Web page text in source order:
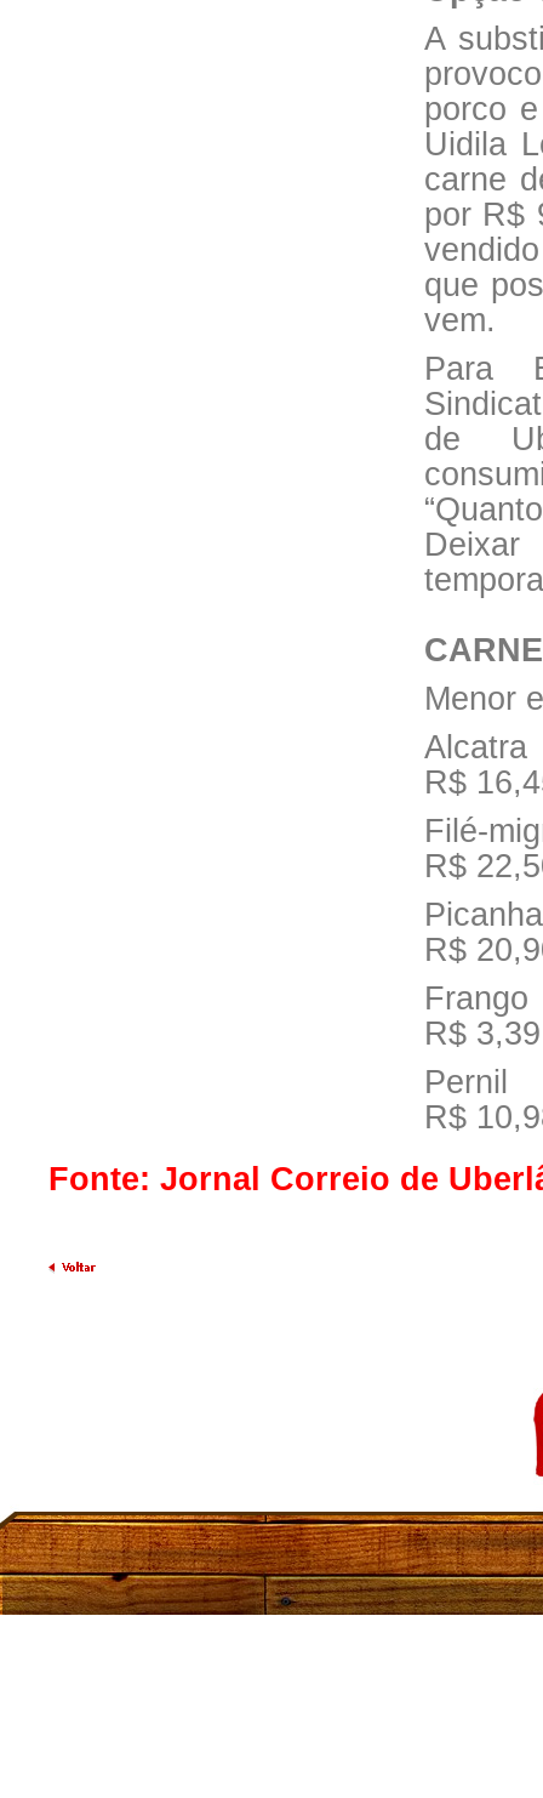
A
porco
Uidila
carne
por R$
que
vem.
Para
de
Menor
Alcatra
R$
Filé-
R$
Picanha
R$
Frango
R$
Pernil
R$
Fonte: Jornal Correio de